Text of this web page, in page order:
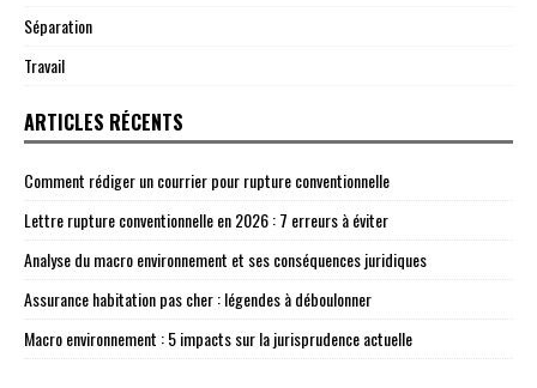
Séparation
Travail
ARTICLES RÉCENTS
Comment rédiger un courrier pour rupture conventionnelle
Lettre rupture conventionnelle en 2026 : 7 erreurs à éviter
Analyse du macro environnement et ses conséquences juridiques
Assurance habitation pas cher : légendes à déboulonner
Macro environnement : 5 impacts sur la jurisprudence actuelle